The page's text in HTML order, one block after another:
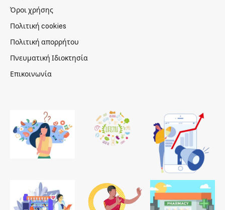
Όροι χρήσης
Πολιτική cookies
Πολιτική απορρήτου
Πνευματική Ιδιοκτησία
Επικοινωνία